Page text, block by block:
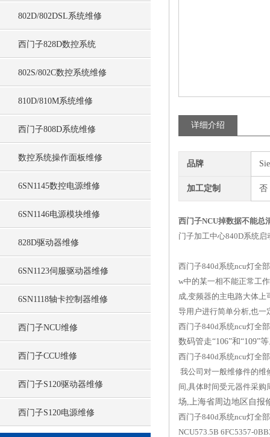
802D/802DSL系统维修
西门子828D数控系统
802S/802C数控系统维修
810D/810M系统维修
西门子808D系统维修
数控系统操作面板维修
6SN1145数控电源维修
6SN1146电源模块维修
828D驱动器维修
6SN1123伺服驱动器维修
6SN1118轴卡控制器维修
西门子NCU维修
西门子CCU维修
西门子S120驱动器维修
西门子S120电源维修
详细介绍
品牌
加工定制 否
西门子NCU掉数据不能总
门子加工中心840D系统
西门子840d系统ncu灯全
w中的某一相不能正常工
成,变频器的主电路大体
导用户进行简单分析,也一
西门子840d系统ncu灯全
数码管走“106”和“109”
西门子840d系统ncu灯全
我公司对一般维修件的维
间,具体时间受元器件采
场,上海省周边地区自报
西门子840d系统ncu灯全
NCU573.5B 6FC5357-